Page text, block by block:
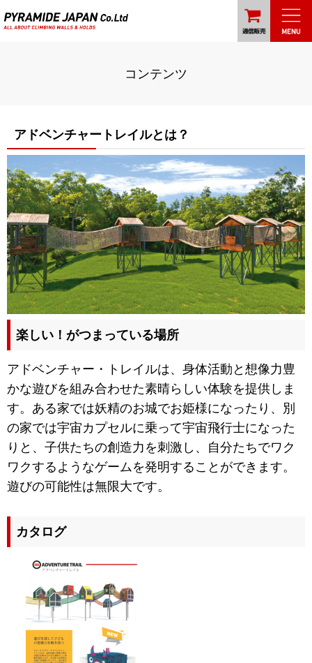
コンテンツ
アドベンチャートレイルとは？
楽しい！がつまっている場所
アドベンチャー・トレイルは、身体活動と想像力豊
かな遊びを組み合わせた素晴らしい体験を提供しま
す。ある家では妖精のお城でお姫様になったり、別
の家では宇宙カプセルに乗って宇宙飛行士になった
りと、子供たちの創造力を刺激し、自分たちでワク
ワクするようなゲームを発明することができます。
遊びの可能性は無限大です。
カタログ